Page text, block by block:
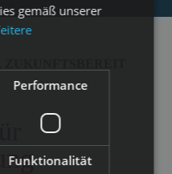
gemäß unserer
Performance
Funktionalität